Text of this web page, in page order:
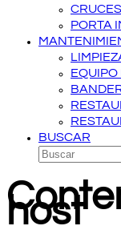
PORTA
EQUIPO
BUSCAR
Buscar
host